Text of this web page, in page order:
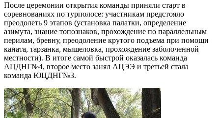
После церемонии открытия команды приняли старт в
соревнованиях по турполосе: участникам предстояло
преодолеть 9 этапов (установка палатки, определение
азимута, знание топознаков, прохождение по параллельным
перилам, бревну, преодоление крутого подъема при помощи
каната, тарзанка, мышеловка, прохождение заболоченной
местности). В итоге самой быстрой оказалась команда
АЦДНГ№4, второе место занял АЦЭЭ и третьей стала
команда ЮЦДНГ№3.